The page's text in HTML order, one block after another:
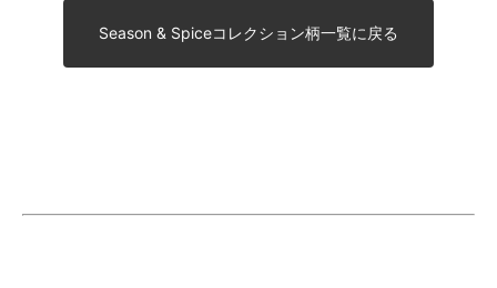
Season & Spiceコレクション柄一覧に戻る